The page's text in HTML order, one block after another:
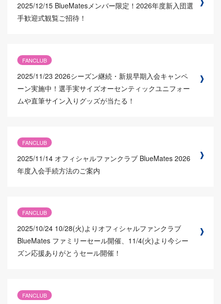
2025/12/15 BlueMatesメンバー限定！2026年度新入団選
手歓迎式観覧ご招待！
FANCLUB
2025/11/23 2026シーズン継続・新規早期入会キャンペ
ーン実施中！選手実サイズオーセンティックユニフォー
ムや直筆サイン入りグッズが当たる！
FANCLUB
2025/11/14 オフィシャルファンクラブ BlueMates 2026
年度入会手続方法のご案内
FANCLUB
2025/10/24 10/28(火)よりオフィシャルファンクラブ
BlueMates ファミリーセール開催、11/4(火)より今シー
ズン応援ありがとうセール開催！
FANCLUB